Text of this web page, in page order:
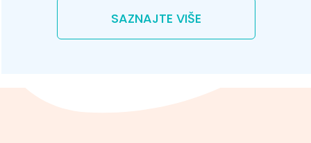
SAZNAJTE VIŠE